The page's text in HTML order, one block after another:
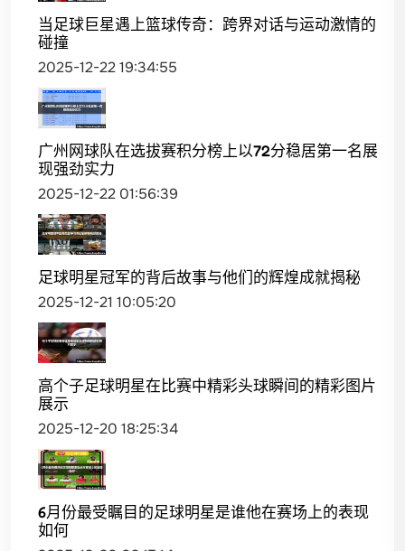
当足球巨星遇上篮球传奇：跨界对话与运动激情的
碰撞
2025-12-22 19:34:55
广州网球队在选拔赛积分榜上以72分稳居第一名展
现强劲实力
2025-12-22 01:56:39
足球明星冠军的背后故事与他们的辉煌成就揭秘
2025-12-21 10:05:20
高个子足球明星在比赛中精彩头球瞬间的精彩图片
展示
2025-12-20 18:25:34
6月份最受瞩目的足球明星是谁他在赛场上的表现
如何